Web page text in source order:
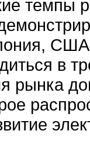
темпы
в
рынка